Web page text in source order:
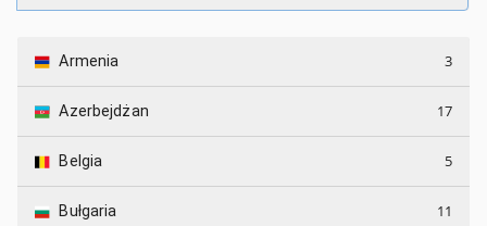
Armenia 3
Azerbejdżan 17
Belgia 5
Bułgaria 11